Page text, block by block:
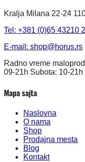
Kralja Milana 22-24
Tel: +381 (0)65 43210
E-mail: shop@horus.rs
Radno vreme
09-21h Subota: 10-
Mapa sajta
Naslovna
O nama
Shop
Prodajna mesta
Blog
Kontakt